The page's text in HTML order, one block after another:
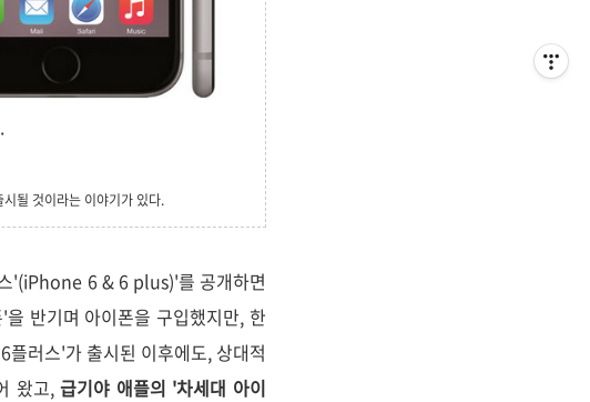
될 것이라는 이야기가 있다.
'(iPhone 6 & 6 plus)'를 공개하면
반기며 아이폰을 구입했지만, 한
러스'가 출시된 이후에도, 상대적
왔고,급기야 애플의 '차세대 아이